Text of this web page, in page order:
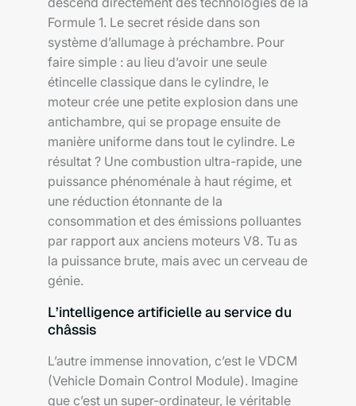
Formule 1. Le secret réside dans son
système d’allumage à préchambre. Pour
faire simple : au lieu d’avoir une seule
étincelle classique dans le cylindre, le
moteur crée une petite explosion dans une
antichambre, qui se propage ensuite de
manière uniforme dans tout le cylindre. Le
résultat ? Une combustion ultra-rapide, une
puissance phénoménale à haut régime, et
une réduction étonnante de la
consommation et des émissions polluantes
par rapport aux anciens moteurs V8. Tu as
la puissance brute, mais avec un cerveau de
génie.
L’intelligence artificielle au service du
châssis
L’autre immense innovation, c’est le VDCM
(Vehicle Domain Control Module). Imagine
que c’est un super-ordinateur, le véritable